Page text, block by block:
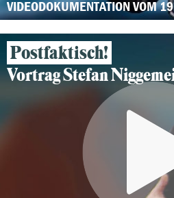
VIDEODOKUMENTATION VOM
Postfaktisch!
Vortrag Stefan